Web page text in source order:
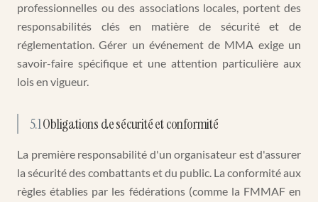
professionnelles ou des associations locales, portent des
responsabilités clés en matière de sécurité et de
réglementation. Gérer un événement de MMA exige un
savoir-faire spécifique et une attention particulière aux
lois en vigueur.
5.1Obligations de sécurité et conformité
La première responsabilité d'un organisateur est d'assurer
la sécurité des combattants et du public. La conformité aux
règles établies par les fédérations (comme la FMMAF en